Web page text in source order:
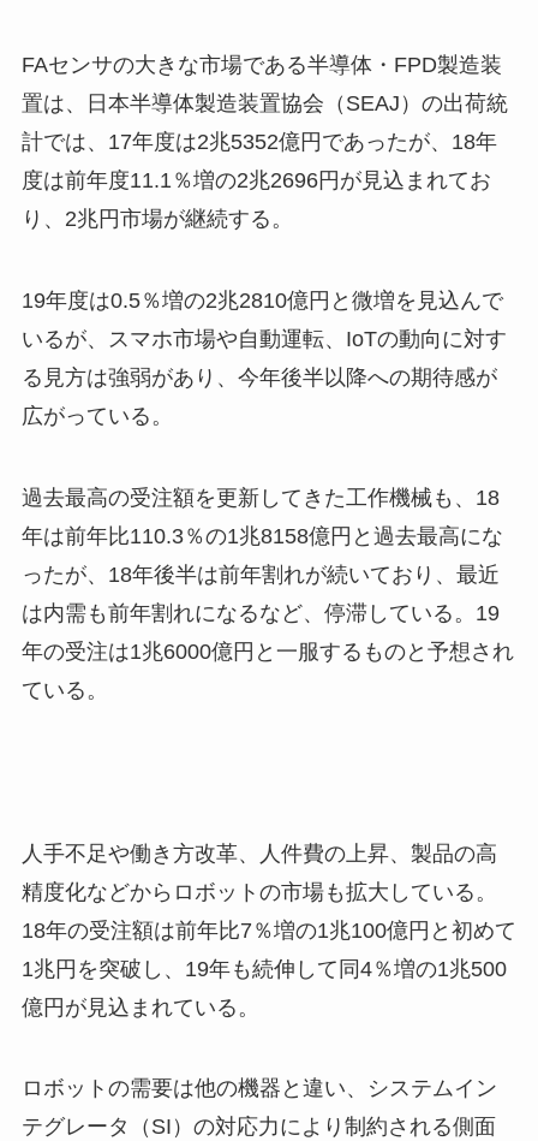
FAセンサの大きな市場である半導体・FPD製造装
置は、日本半導体製造装置協会（SEAJ）の出荷統
計では、17年度は2兆5352億円であったが、18年
度は前年度11.1％増の2兆2696円が見込まれてお
り、2兆円市場が継続する。
19年度は0.5％増の2兆2810億円と微増を見込んで
いるが、スマホ市場や自動運転、IoTの動向に対す
る見方は強弱があり、今年後半以降への期待感が
広がっている。
過去最高の受注額を更新してきた工作機械も、18
年は前年比110.3％の1兆8158億円と過去最高にな
ったが、18年後半は前年割れが続いており、最近
は内需も前年割れになるなど、停滞している。19
年の受注は1兆6000億円と一服するものと予想され
ている。
人手不足や働き方改革、人件費の上昇、製品の高
精度化などからロボットの市場も拡大している。
18年の受注額は前年比7％増の1兆100億円と初めて
1兆円を突破し、19年も続伸して同4％増の1兆500
億円が見込まれている。
ロボットの需要は他の機器と違い、システムイン
テグレータ（SI）の対応力により制約される側面